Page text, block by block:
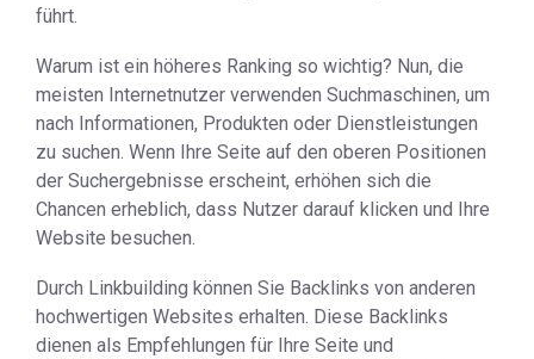
führt.
Warum ist ein höheres Ranking so wichtig? Nun, die
meisten Internetnutzer verwenden Suchmaschinen, um
nach Informationen, Produkten oder Dienstleistungen
zu suchen. Wenn Ihre Seite auf den oberen Positionen
der Suchergebnisse erscheint, erhöhen sich die
Chancen erheblich, dass Nutzer darauf klicken und Ihre
Website besuchen.
Durch Linkbuilding können Sie Backlinks von anderen
hochwertigen Websites erhalten. Diese Backlinks
dienen als Empfehlungen für Ihre Seite und